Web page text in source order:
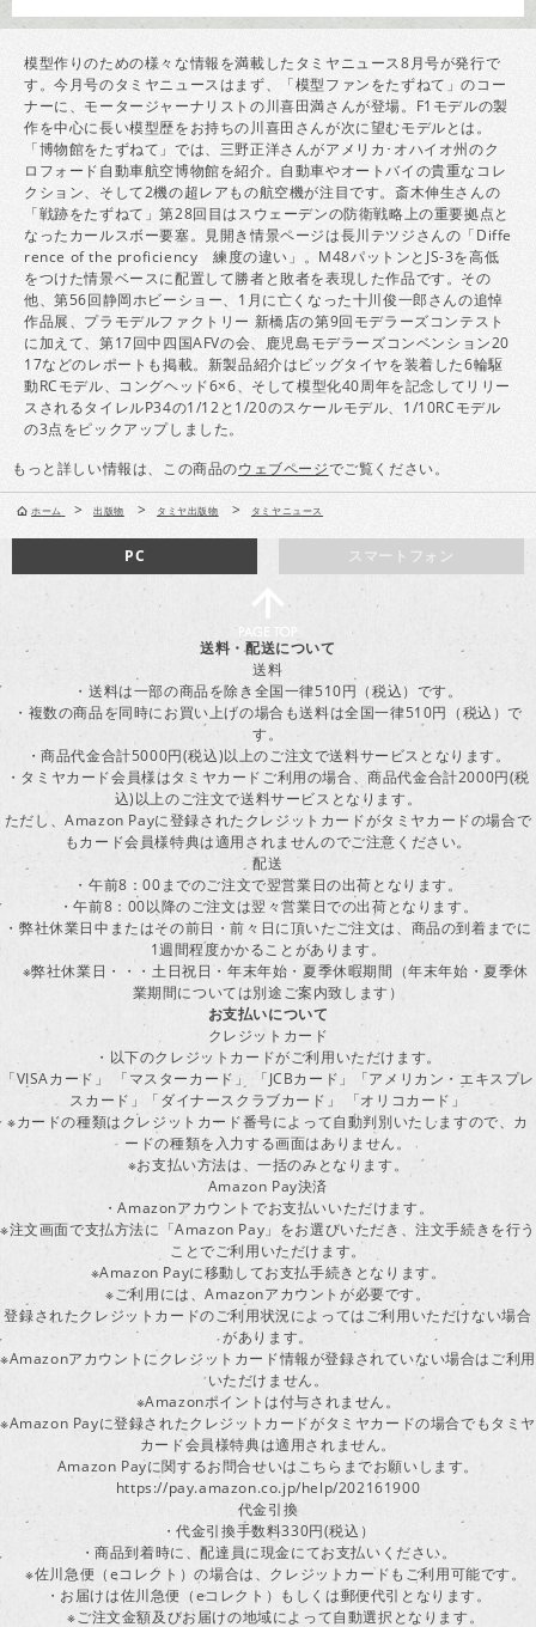
模型作りのための様々な情報を満載したタミヤニュース8月号が発行で
す。今月号のタミヤニュースはまず、「模型ファンをたずねて」のコー
ナーに、モータージャーナリストの川喜田満さんが登場。F1モデルの製
作を中心に長い模型歴をお持ちの川喜田さんが次に望むモデルとは。
「博物館をたずねて」では、三野正洋さんがアメリカ･オハイオ州のク
ロフォード自動車航空博物館を紹介。自動車やオートバイの貴重なコレ
クション、そして2機の超レアもの航空機が注目です。斎木伸生さんの
「戦跡をたずねて」第28回目はスウェーデンの防衛戦略上の重要拠点と
なったカールスボー要塞。見開き情景ページは長川テツジさんの「Diffe
rence of the proficiency 練度の違い」。M48パットンとJS-3を高低
をつけた情景ベースに配置して勝者と敗者を表現した作品です。その
他、第56回静岡ホビーショー、1月に亡くなった十川俊一郎さんの追悼
作品展、プラモデルファクトリー 新橋店の第9回モデラーズコンテスト
に加えて、第17回中四国AFVの会、鹿児島モデラーズコンベンション20
17などのレポートも掲載。新製品紹介はビッグタイヤを装着した6輪駆
動RCモデル、コングヘッド6×6、そして模型化40周年を記念してリリー
スされるタイレルP34の1/12と1/20のスケールモデル、1/10RCモデル
の3点をピックアップしました。
もっと詳しい情報は、この商品のウェブページでご覧ください。
ホーム > 出版物 > タミヤ出版物 > タミヤニュース
スマートフォン
PC
送料・配送について
送料
・送料は一部の商品を除き全国一律510円（税込）です。
・複数の商品を同時にお買い上げの場合も送料は全国一律510円（税込）で
す。
・商品代金合計5000円(税込)以上のご注文で送料サービスとなります。
・タミヤカード会員様はタミヤカードご利用の場合、商品代金合計2000円(税
込)以上のご注文で送料サービスとなります。
ただし、Amazon Payに登録されたクレジットカードがタミヤカードの場合で
もカード会員様特典は適用されませんのでご注意ください。
配送
・午前8：00までのご注文で翌営業日の出荷となります。
・午前8：00以降のご注文は翌々営業日での出荷となります。
・弊社休業日中またはその前日・前々日に頂いたご注文は、商品の到着までに
1週間程度かかることがあります。
※弊社休業日・・・土日祝日・年末年始・夏季休暇期間（年末年始・夏季休
業期間については別途ご案内致します）
お支払いについて
クレジットカード
・以下のクレジットカードがご利用いただけます。
「VISAカード」 「マスターカード」 「JCBカード」「アメリカン・エキスプレ
スカード」「ダイナースクラブカード」 「オリコカード」
※カードの種類はクレジットカード番号によって自動判別いたしますので、カ
ードの種類を入力する画面はありません。
※お支払い方法は、一括のみとなります。
Amazon Pay決済
・Amazonアカウントでお支払いいただけます。
※注文画面で支払方法に「Amazon Pay」をお選びいただき、注文手続きを行う
ことでご利用いただけます。
※Amazon Payに移動してお支払手続きとなります。
※ご利用には、Amazonアカウントが必要です。
登録されたクレジットカードのご利用状況によってはご利用いただけない場合
があります。
※Amazonアカウントにクレジットカード情報が登録されていない場合はご利用
いただけません。
※Amazonポイントは付与されません。
※Amazon Payに登録されたクレジットカードがタミヤカードの場合でもタミヤ
カード会員様特典は適用されません。
Amazon Payに関するお問合せいはこちらまでお願いします。
https://pay.amazon.co.jp/help/202161900
代金引換
・代金引換手数料330円(税込）
・商品到着時に、配達員に現金にてお支払いください。
※佐川急便（eコレクト）の場合は、クレジットカードもご利用可能です。
・お届けは佐川急便（eコレクト）もしくは郵便代引となります。
※ご注文金額及びお届けの地域によって自動選択となります。